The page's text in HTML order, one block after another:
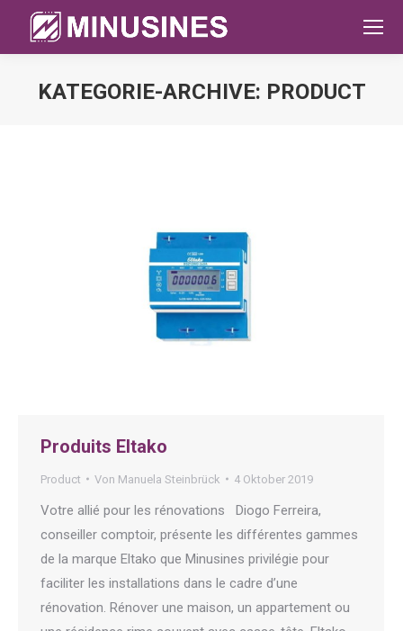
KATEGORIE-ARCHIVE: PRODUCT
Produits Eltako
Product Von Manuela Steinbrück 4 Oktober 2019
Votre allié pour les rénovations Diogo Ferreira,
conseiller comptoir, présente les différentes gammes
de la marque Eltako que Minusines privilégie pour
faciliter les installations dans le cadre d’une
rénovation. Rénover une maison, un appartement ou